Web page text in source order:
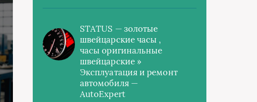
STATUS — золотые
швейцарские часы ,
часы оригинальные
швейцарские »
Эксплуатация и ремонт
автомобиля —
AutoExpert